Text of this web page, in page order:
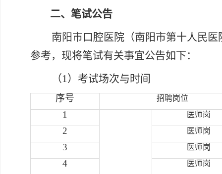
二、笔试公告
南阳市口腔医院（南阳市第十人民医
参考，现将笔试有关事宜公告如下：
（1） 考试场次与时间
序号 招聘岗位
1 医师岗
2 医师岗
3 医师岗
4 医师岗